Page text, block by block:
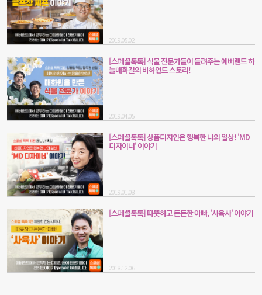
2019.05.02
[스페셜톡톡] 식물 전문가들이 들려주는 에버랜드 하
늘매화길의 비하인드 스토리!
2019.04.05
[스페셜톡톡] 상품디자인은 행복한 나의 일상! 'MD
디자이너' 이야기
2019.01.08
[스페셜톡톡] 따뜻하고 든든한 아빠, '사육사' 이야기
2018.12.06